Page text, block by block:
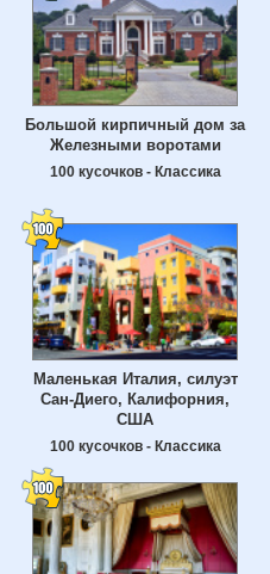
Большой кирпичный дом за
Железными воротами
100 кусочков - Классика
Маленькая Италия, силуэт
Сан-Диего, Калифорния,
США
100 кусочков - Классика